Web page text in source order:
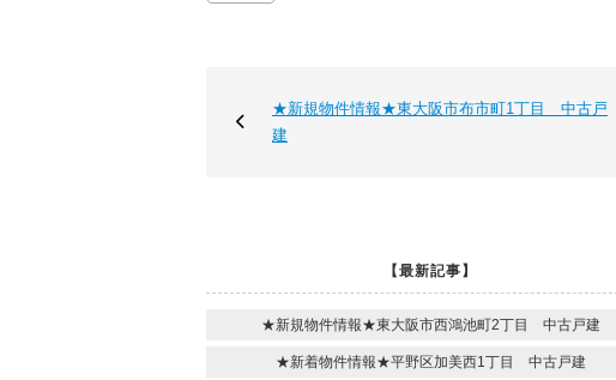
★新規物件情報★東大阪市布市町1丁目 中古戸
建
【最新記事】
★新規物件情報★東大阪市西鴻池町2丁目 中古戸建
★新着物件情報★平野区加美西1丁目 中古戸建